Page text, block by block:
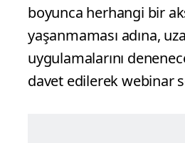
boyunca herhangi bir
yaşanmaması adına,
uygulamalarını
davet edilerek webinar